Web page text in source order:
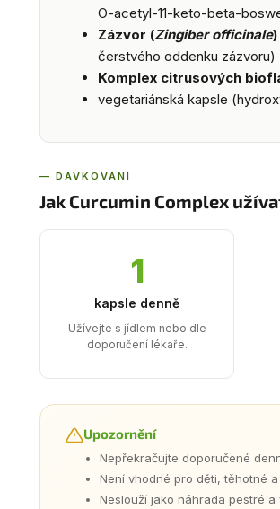
O-acetyl-11-keto-beta-
Zázvor (Zingiber officinale
čerstvého oddenku zázvoru)
Komplex citrusových
vegetariánská kapsle
— DÁVKOVÁNÍ
Jak Curcumin Complex
1
kapsle denně
Užívejte s jídlem nebo dle
doporučení lékaře.
Upozornění
Nepřekračujte doporučené
Není vhodné pro děti, těhotné
Neslouží jako náhrada pestré a